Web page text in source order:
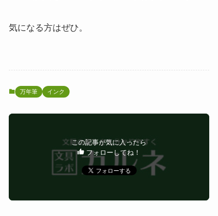
気になる方はぜひ。
万年筆 インク
この記事が気に入ったら
フォローしてね！